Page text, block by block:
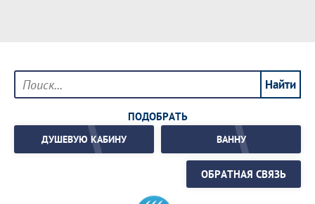
ПОДОБРАТЬ
ДУШЕВУЮ КАБИНУ ВАННУ
ОБРАТНАЯ СВЯЗЬ